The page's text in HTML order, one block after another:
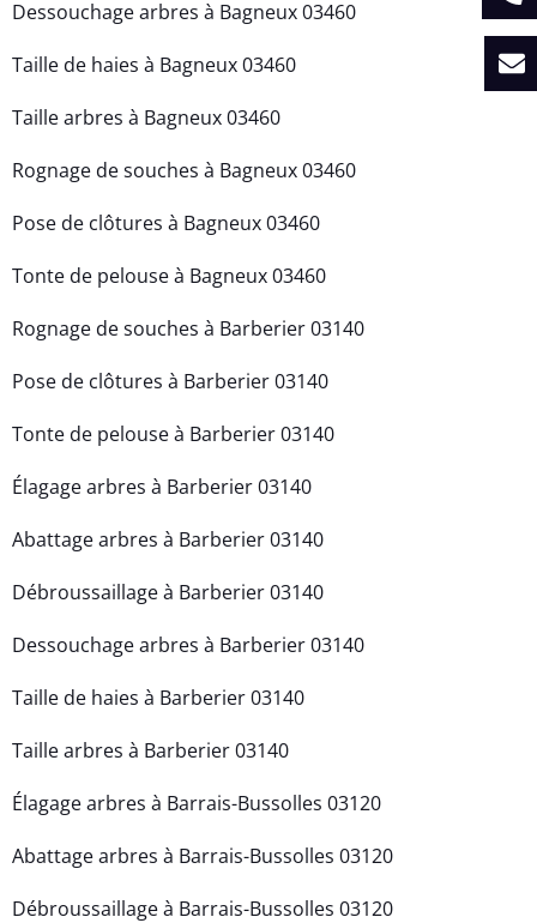
Dessouchage arbres à Bagneux 03460
Taille de haies à Bagneux 03460
Taille arbres à Bagneux 03460
Rognage de souches à Bagneux 03460
Pose de clôtures à Bagneux 03460
Tonte de pelouse à Bagneux 03460
Rognage de souches à Barberier 03140
Pose de clôtures à Barberier 03140
Tonte de pelouse à Barberier 03140
Élagage arbres à Barberier 03140
Abattage arbres à Barberier 03140
Débroussaillage à Barberier 03140
Dessouchage arbres à Barberier 03140
Taille de haies à Barberier 03140
Taille arbres à Barberier 03140
Élagage arbres à Barrais-Bussolles 03120
Abattage arbres à Barrais-Bussolles 03120
Débroussaillage à Barrais-Bussolles 03120